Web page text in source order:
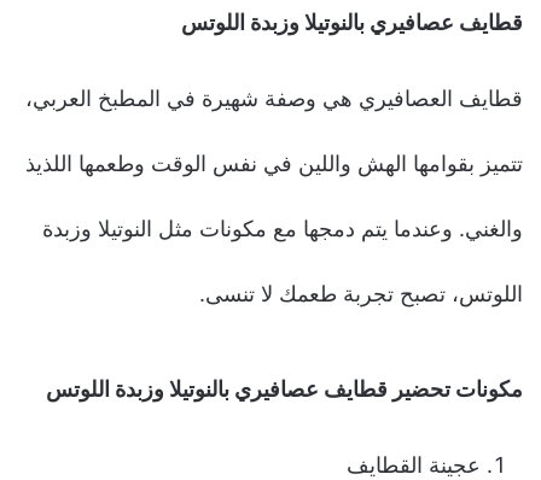
قطايف عصافيري بالنوتيلا وزبدة اللوتس
قطايف العصافيري هي وصفة شهيرة في المطبخ العربي،
تتميز بقوامها الهش واللين في نفس الوقت وطعمها اللذيذ
والغني. وعندما يتم دمجها مع مكونات مثل النوتيلا وزبدة
اللوتس، تصبح تجربة طعمك لا تنسى.
مكونات تحضير قطايف عصافيري بالنوتيلا وزبدة اللوتس
عجينة القطايف